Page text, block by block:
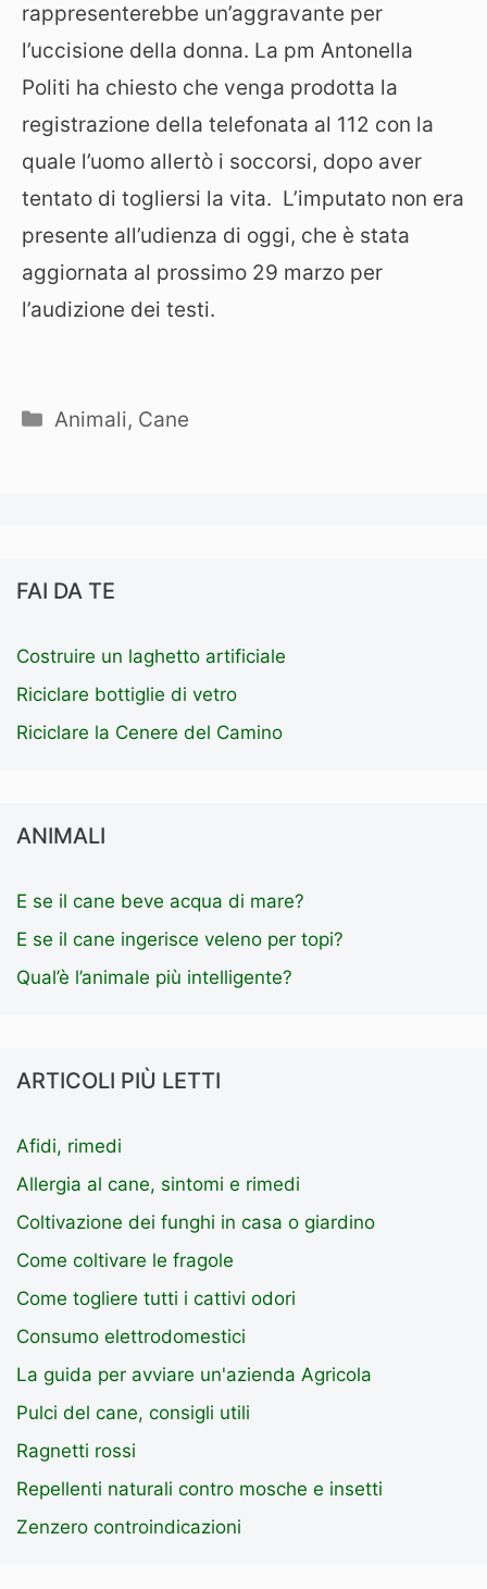
rappresenterebbe un’aggravante per
l’uccisione della donna. La pm Antonella
Politi ha chiesto che venga prodotta la
registrazione della telefonata al 112 con la
quale l’uomo allertò i soccorsi, dopo aver
tentato di togliersi la vita. L’imputato non era
presente all’udienza di oggi, che è stata
aggiornata al prossimo 29 marzo per
l’audizione dei testi.
Categorie
Animali, Cane
FAI DA TE
Costruire un laghetto artificiale
Riciclare bottiglie di vetro
Riciclare la Cenere del Camino
ANIMALI
E se il cane beve acqua di mare?
E se il cane ingerisce veleno per topi?
Qual’è l’animale più intelligente?
ARTICOLI PIÙ LETTI
Afidi, rimedi
Allergia al cane, sintomi e rimedi
Coltivazione dei funghi in casa o giardino
Come coltivare le fragole
Come togliere tutti i cattivi odori
Consumo elettrodomestici
La guida per avviare un'azienda Agricola
Pulci del cane, consigli utili
Ragnetti rossi
Repellenti naturali contro mosche e insetti
Zenzero controindicazioni